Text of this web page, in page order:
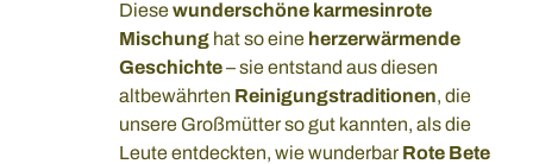
Diesewunderschöne karmesinrote
Mischung hat so eine herzerwärmende
Geschichte– sie entstand aus diesen
altbewährten Reinigungstraditionen, die
unsere Großmütter so gut kannten, als die
Leute entdeckten, wie wunderbarRote Bete